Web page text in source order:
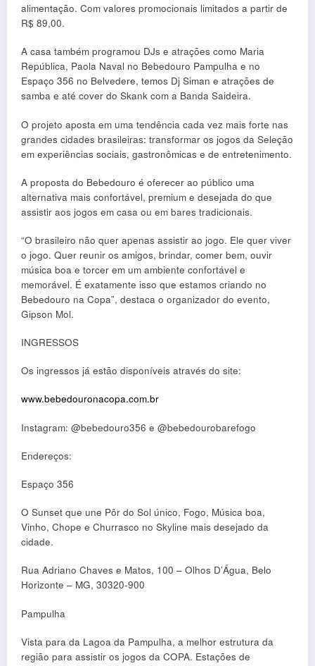
alimentação. Com valores promocionais limitados a partir de
R$ 89,00.
A casa também programou DJs e atrações como Maria
República, Paola Naval no Bebedouro Pampulha e no
Espaço 356 no Belvedere, temos Dj Siman e atrações de
samba e até cover do Skank com a Banda Saideira.
O projeto aposta em uma tendência cada vez mais forte nas
grandes cidades brasileiras: transformar os jogos da Seleção
em experiências sociais, gastronômicas e de entretenimento.
A proposta do Bebedouro é oferecer ao público uma
alternativa mais confortável, premium e desejada do que
assistir aos jogos em casa ou em bares tradicionais.
“O brasileiro não quer apenas assistir ao jogo. Ele quer viver
o jogo. Quer reunir os amigos, brindar, comer bem, ouvir
música boa e torcer em um ambiente confortável e
memorável. É exatamente isso que estamos criando no
Bebedouro na Copa”, destaca o organizador do evento,
Gipson Mol.
INGRESSOS
Os ingressos já estão disponíveis através do site:
www.bebedouronacopa.com.br
Instagram: @bebedouro356 e @bebedourobarefogo
Endereços:
Espaço 356
O Sunset que une Pôr do Sol único, Fogo, Música boa,
Vinho, Chope e Churrasco no Skyline mais desejado da
cidade.
Rua Adriano Chaves e Matos, 100 – Olhos D’Água, Belo
Horizonte – MG, 30320-900
Pampulha
Vista para da Lagoa da Pampulha, a melhor estrutura da
região para assistir os jogos da COPA. Estações de